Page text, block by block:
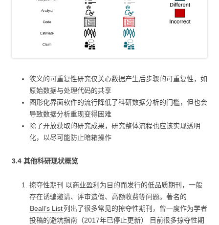
狭义的可重复性研究仅关心数据产生后步骤的可重复性，如
原始数据与处理代码的共享
图形化界面软件的流行降低了科研数据分析的门槛，但也会
导致数据分析重现变得困难
除了开放获取的研究成果，研究整体流程也应该实现透明
化，以尽可能防止暗箱操作
3.4 其他科研现状概览
掠夺性期刊 以商业盈利为目的而发行的低品质期刊，一般
存在诱骗邀请、评审造假、高额收费等问题。著名的
Beall’s List列出了很多常见的掠夺性期刊，曾一度作为学者
投稿的避坑指南（2017年已停止更新） 目前很多掠夺性期